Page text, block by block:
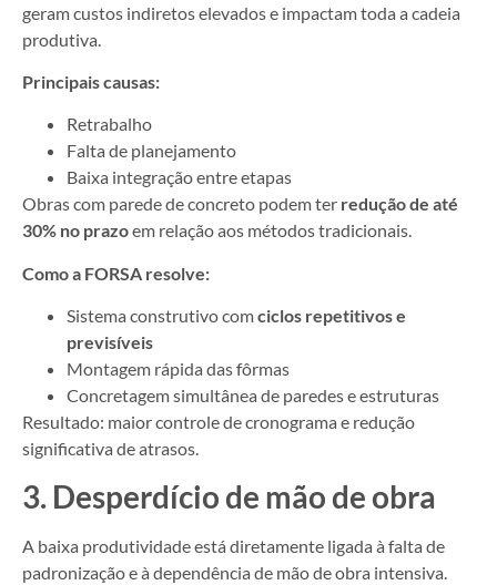
geram custos indiretos elevados e impactam toda a cadeia
produtiva.
Principais causas:
Retrabalho
Falta de planejamento
Baixa integração entre etapas
Obras com parede de concreto podem ter redução de até
30% no prazoem relação aos métodos tradicionais.
Como a FORSA resolve:
Sistema construtivo comciclos repetitivos e
previsíveis
Montagem rápida das fôrmas
Concretagem simultânea de paredes e estruturas
Resultado: maior controle de cronograma e redução
significativa de atrasos.
3. Desperdício de mão de obra
A baixa produtividade está diretamente ligada à falta de
padronização e à dependência de mão de obra intensiva.